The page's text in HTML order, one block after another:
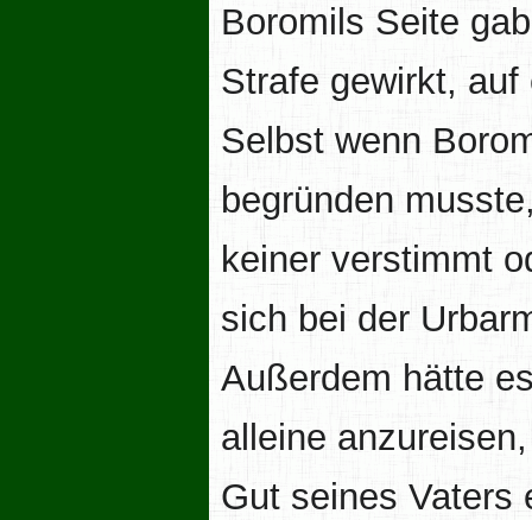
Boromils Seite
Strafe gewirkt,
Selbst wenn
begründen
keiner verstimmt
sich bei der
Außerdem hätte
alleine
Gut seines Vaters